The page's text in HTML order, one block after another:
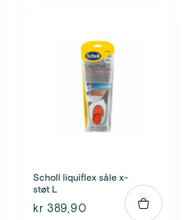
Scholl liquiflex såle x-
støt L
kr 389,90